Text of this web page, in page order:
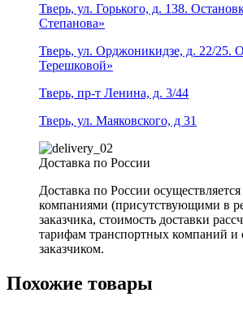
Тверь, ул. Горького, д. 138.
Степанова»
Тверь, ул. Орджоникидзе, д. 22/25.
Терешковой»
Тверь, пр-т Ленина, д. 3/44
Тверь, ул. Маяковского, д 31
Доставка по России
Доставка по России
компаниями (присутствующими в
заказчика, стоимость доставки
тарифам транспортных компаний и
заказчиком.
Похожие товары